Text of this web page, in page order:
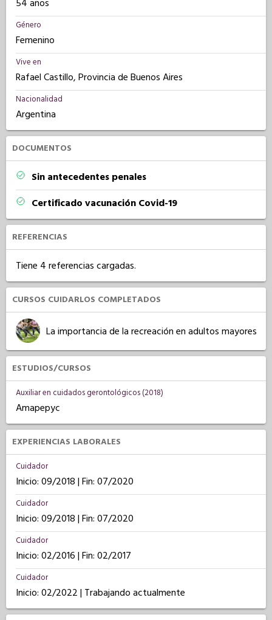
54 años
Género
Femenino
Vive en
Rafael Castillo, Provincia de Buenos Aires
Nacionalidad
Argentina
DOCUMENTOS
Sin antecedentes penales
Certificado vacunación Covid-19
REFERENCIAS
Tiene 4 referencias cargadas.
CURSOS CUIDARLOS COMPLETADOS
La importancia de la recreación en adultos mayores
ESTUDIOS/CURSOS
Auxiliar en cuidados gerontológicos (2018)
Amapepyc
EXPERIENCIAS LABORALES
Cuidador
Inicio: 09/2018 | Fin: 07/2020
Cuidador
Inicio: 09/2018 | Fin: 07/2020
Cuidador
Inicio: 02/2016 | Fin: 02/2017
Cuidador
Inicio: 02/2022 | Trabajando actualmente